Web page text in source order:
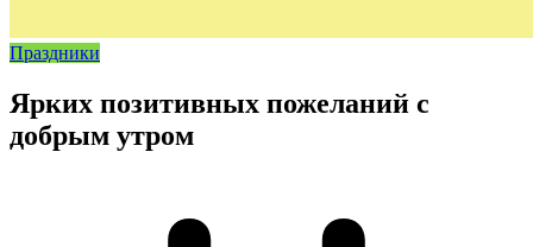
Праздники
Ярких позитивных пожеланий с
добрым утром